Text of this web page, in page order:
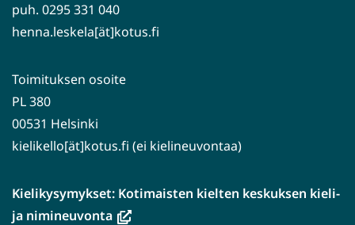
puh. 0295 331 040
henna.leskela[ät]kotus.fi
Toimituksen osoite
PL 380
00531 Helsinki
kielikello[ät]kotus.fi (ei kielineuvontaa)
Kielikysymykset: Kotimaisten kielten keskuksen kieli-
ja nimineuvonta(avautuu